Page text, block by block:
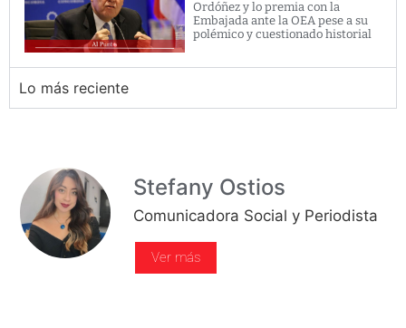
Ordóñez y lo premia con la
Embajada ante la OEA pese a su
polémico y cuestionado historial
Lo más reciente
Stefany Ostios
Comunicadora Social y Periodista
Ver más